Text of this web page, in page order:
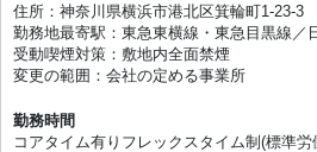
住所：神奈川県横浜市港北区箕輪町1-23-3
勤務地最寄駅：東急東横線・東急目黒線／
受動喫煙対策：敷地内全面禁煙
変更の範囲：会社の定める事業所
勤務時間
コアタイム有りフレックスタイム制(標準